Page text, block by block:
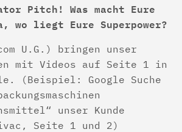
Pitch! Was macht Eure
wo liegt Eure Superpower?
U.G.) bringen unser
mit Videos auf Seite 1 in
(Beispiel: Google Suche
unser Kunde
Seite 1 und 2)